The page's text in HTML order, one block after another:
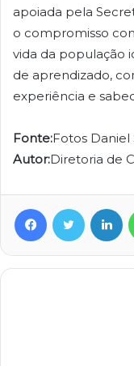
apoiada pela
o compromisso
vida da população
de aprendizado,
experiência e
Fonte:Fotos Daniel
Autor:Diretoria de
FacebookTwitter